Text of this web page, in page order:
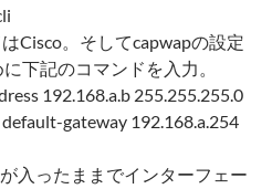
Cisco。そしてcapwapの設定
下記のコマンドを入力。
192.168.a.b 255.255.255.0
gateway 192.168.a.254
入ったままでインターフェー